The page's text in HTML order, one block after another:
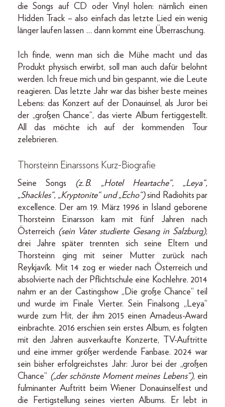
die Songs auf CD oder Vinyl holen: nämlich einen
Hidden Track – also einfach das letzte Lied ein wenig
länger laufen lassen … dann kommt eine Überraschung.
Ich finde, wenn man sich die Mühe macht und das
Produkt physisch erwirbt, soll man auch dafür belohnt
werden. Ich freue mich und bin gespannt, wie die Leute
reagieren. Das letzte Jahr war das bisher beste meines
Lebens: das Konzert auf der Donauinsel, als Juror bei
der „großen Chance“, das vierte Album fertiggestellt.
All das möchte ich auf der kommenden Tour
zelebrieren.
Thorsteinn Einarssons Kurz-Biografie
Seine Songs (z. B. „Hotel Heartache“, „Leya“,
„Shackles“, „Kryptonite“ und „Echo“)sind Radio­hits par
excellence. Der am 19. März 1996 in Island geborene
Thorsteinn Einarsson kam mit fünf Jahren nach
Österreich (sein Vater studierte Gesang in Salzburg),
drei Jahre später trennten sich seine Eltern und
Thorsteinn ging mit seiner Mutter zurück nach
Reykjavík. Mit 14 zog er wieder nach Österreich und
absolvierte nach der Pflichtschule eine Kochlehre. 2014
nahm er an der Castingshow „Die große Chance“ teil
und wurde im Finale Vierter. Sein Finalsong „Leya“
wurde zum Hit, der ihm 2015 einen Amadeus-Award
einbrachte. 2016 erschien sein erstes Album, es folgten
mit den Jahren ausverkaufte Konzerte, TV-Auftritte
und eine immer größer werdende Fanbase. 2024 war
sein bisher erfolgreichstes Jahr: Juror bei der „großen
Chance“ („der schönste Moment meines Lebens“), ein
fulminanter Auftritt beim Wiener Donauinselfest und
die Fertigstellung seines vierten Albums. Er lebt in